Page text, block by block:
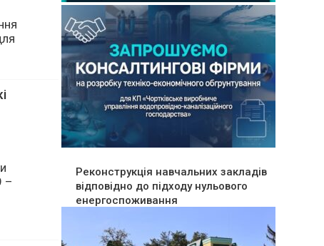
Реконструкція навчальних закладів
відповідно до підходу нульового
енергоспоживання